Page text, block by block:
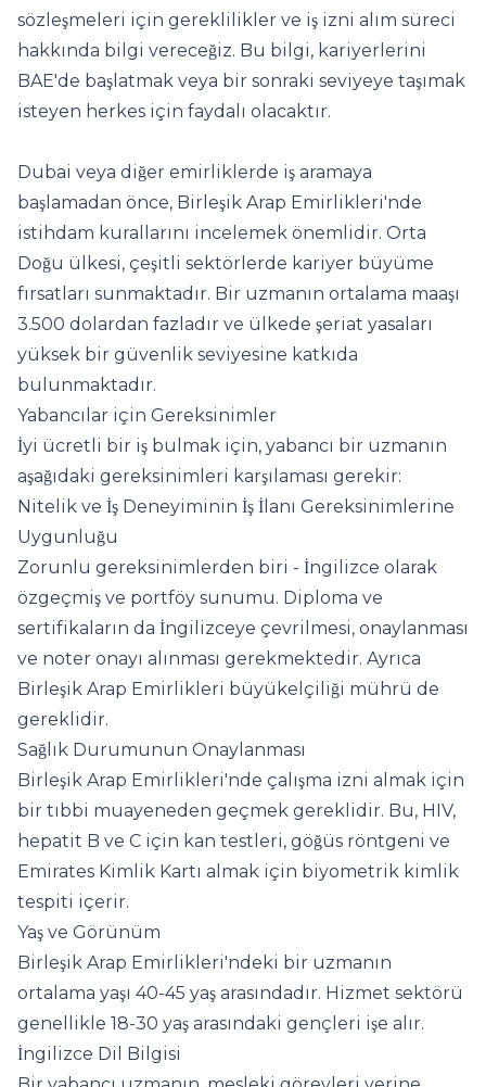
sözleşmeleri için gereklilikler ve iş izni alım süreci
hakkında bilgi vereceğiz. Bu bilgi, kariyerlerini
BAE'de başlatmak veya bir sonraki seviyeye taşımak
isteyen herkes için faydalı olacaktır.
Dubai veya diğer emirliklerde iş aramaya
başlamadan önce, Birleşik Arap Emirlikleri'nde
istihdam kurallarını incelemek önemlidir. Orta
Doğu ülkesi, çeşitli sektörlerde kariyer büyüme
fırsatları sunmaktadır. Bir uzmanın ortalama maaşı
3.500 dolardan fazladır ve ülkede şeriat yasaları
yüksek bir güvenlik seviyesine katkıda
bulunmaktadır.
Yabancılar için Gereksinimler
İyi ücretli bir iş bulmak için, yabancı bir uzmanın
aşağıdaki gereksinimleri karşılaması gerekir:
Nitelik ve İş Deneyiminin İş İlanı Gereksinimlerine
Uygunluğu
Zorunlu gereksinimlerden biri - İngilizce olarak
özgeçmiş ve portföy sunumu. Diploma ve
sertifikaların da İngilizceye çevrilmesi, onaylanması
ve noter onayı alınması gerekmektedir. Ayrıca
Birleşik Arap Emirlikleri büyükelçiliği mührü de
gereklidir.
Sağlık Durumunun Onaylanması
Birleşik Arap Emirlikleri'nde çalışma izni almak için
bir tıbbi muayeneden geçmek gereklidir. Bu, HIV,
hepatit B ve C için kan testleri, göğüs röntgeni ve
Emirates Kimlik Kartı almak için biyometrik kimlik
tespiti içerir.
Yaş ve Görünüm
Birleşik Arap Emirlikleri'ndeki bir uzmanın
ortalama yaşı 40-45 yaş arasındadır. Hizmet sektörü
genellikle 18-30 yaş arasındaki gençleri işe alır.
İngilizce Dil Bilgisi